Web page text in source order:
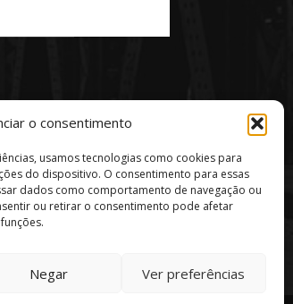
o consentimento
usamos tecnologias como cookies para
do dispositivo. O consentimento para essas
dados como comportamento de navegação ou
ou retirar o consentimento pode afetar
Negar Ver preferências